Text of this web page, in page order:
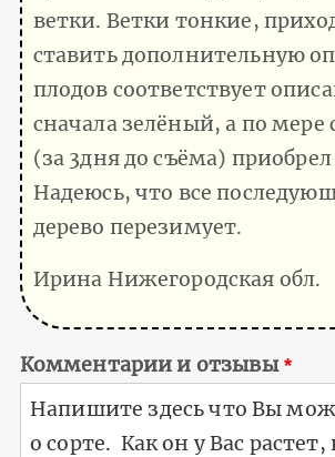
ветки. Ветки тонкие,
ставить дополнительную
плодов соответствует
сначала зелёный, а по мере
(за 3дня до съëма)
Надеюсь, что все
дерево перезимует.
Ирина Нижегородская обл.
Комментарии и отзывы